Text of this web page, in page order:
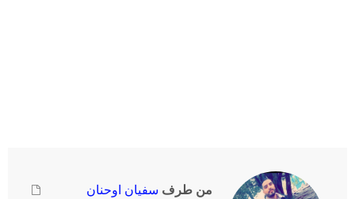
من طرف سفيان اوحنان